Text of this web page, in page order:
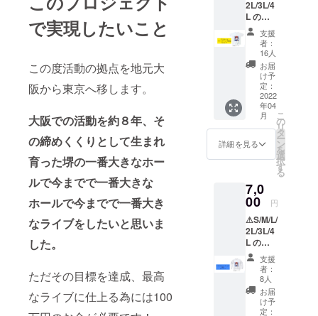
で実現したいこと
この度活動の拠点を地元大
阪から東京へ移します。
大阪での活動を約８年、そ
の締めくくりとして生まれ
育った堺の一番大きなホー
ルで今までで一番大きな
ホールで今までで一番大き
なライブをしたいと思いま
した。
ただその目標を達成、最高
なライブに仕上る為には100
方法▶︎
キャン
プファ
イヤー
に登録
頂いた
メール
アドレ
スへギ
ガファ
イル便
ルにて
お送り
データ
届いた
際は必
ずダウ
ンロー
ド期限
内(60日
以内)に
ダウン
ロード
いただ
からご
相談の
ご連絡
を差し
上げる
可能性
がござ
います
のでど
うぞお
手柔ら
かに。
※備考欄
力お願
い致し
お届け
方法▶︎
キャン
プファ
イヤー
に登録
頂いた
メール
に撮っ
ても
らった
写真は
現像し
後日郵
送でお
送り致
しま
す。(写
真サイ
ズ・L
判) この
とのみ
ツー
ショッ
ト写真
が撮れ
るので
おすす
め！！
※写真に
サイン
をしま
すの
2L/3L/4
L の中
からご
希望の
サイズ
をお選
び頂
き、備
考欄に
記入を
必ずお
願い致
しま
す。 通
常物販
黒プリ
ントのT
シャツ
が発売
されま
す。 こ
ちらの
リター
ンを選
んでい
ただけ
た方の
支援
者：
16人
お届
け予
定：
2022
年04
月
詳細を見る
こ
の
リ
タ
ー
ン
を
選
択
す
る
7,0
00 円
⚠︎S/M/L/
2L/3L/4
L の中
からご
希望の
サイズ
をお選
び頂
き、備
支援
者：
8人
お届
け予
定：